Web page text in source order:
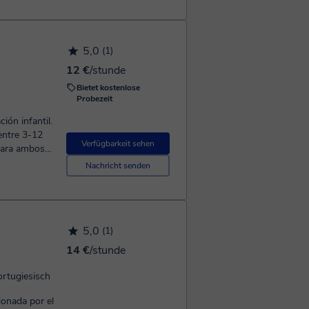
fluidez
realizar
5,0 (1)
12 €/stunde
Bietet kostenlose
Probezeit
Verfügbarkeit sehen
Nachricht senden
infantil.
12
ambos
hablar,
clases
5,0 (1)
14 €/stunde
por el